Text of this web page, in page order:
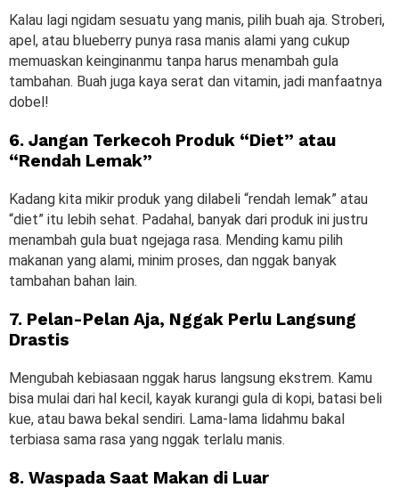
Kalau lagi ngidam sesuatu yang manis, pilih buah aja. Stroberi,
apel, atau blueberry punya rasa manis alami yang cukup
memuaskan keinginanmu tanpa harus menambah gula
tambahan. Buah juga kaya serat dan vitamin, jadi manfaatnya
dobel!
6. Jangan Terkecoh Produk “Diet” atau
“Rendah Lemak”
Kadang kita mikir produk yang dilabeli “rendah lemak” atau
“diet” itu lebih sehat. Padahal, banyak dari produk ini justru
menambah gula buat ngejaga rasa. Mending kamu pilih
makanan yang alami, minim proses, dan nggak banyak
tambahan bahan lain.
7. Pelan-Pelan Aja, Nggak Perlu Langsung
Drastis
Mengubah kebiasaan nggak harus langsung ekstrem. Kamu
bisa mulai dari hal kecil, kayak kurangi gula di kopi, batasi beli
kue, atau bawa bekal sendiri. Lama-lama lidahmu bakal
terbiasa sama rasa yang nggak terlalu manis.
8. Waspada Saat Makan di Luar